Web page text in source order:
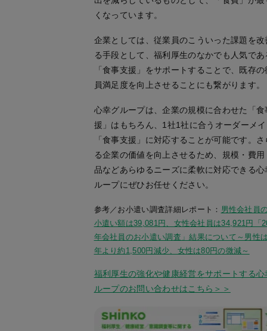
くなっています。
企業としては、従業員のこういった課題を改
る手段として、福利厚生のなかでも人気であ
「食事支援」をサポートすることで、既存の
員満足度を向上させることにも繋がります。
心幸グループは、企業の規模に合わせた「食
援」はもちろん、1社1社に合うオーダーメ
「食事支援」に対応することが可能です。さ
る企業の価値を向上させるため、規模・費用
品などあらゆるニーズに柔軟に対応できる心
ループにぜひお任せください。
参考／お小遣い調査詳細レポート： 男性会社員
小遣い額は39,081円、女性会社員は34,921円「
年会社員のお小遣い調査」結果について～男性
年より約1,500円減少、女性は80円の微減～
福利厚生の強化や健康経営をサポートする心
ループのお問い合わせはこちら＞＞